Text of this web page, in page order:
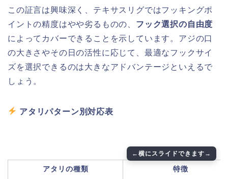
この証言は興味深く、テキサスリグではフッキングポ
イントの精度はやや劣るものの、 フック選択の自由度
によってカバーできることを示しています。アジの口
の大きさやその日の活性に応じて、最適なフックサイ
ズを選択できるのは大きなアドバンテージといえるで
しょう。
アタリパターン別対応表
アタリの種類 特徴